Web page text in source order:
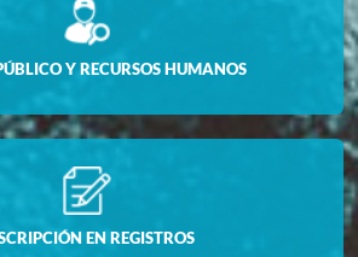
Y RECURSOS HUMANOS
EN REGISTROS